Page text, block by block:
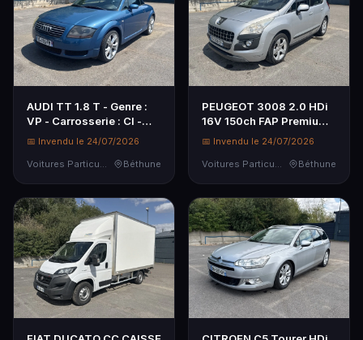
AUDI TT 1.8 T - Genre :
VP - Carrosserie : CI -
Energie : ES - Couleur :
compteur : 191801 - 1ere
📅 Invendu le 24/07/2026
Béthune
PEUGEOT 3008 2.0 HDi
16V 150ch FAP Premium -
Genre : VP - Carrosserie :
Couleur : GRIS - Kilom...
📅 Invendu le 24/07/2026
Béthune